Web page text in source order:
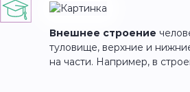
Внешнее строение
туловище, верхние и
на части. Например, в